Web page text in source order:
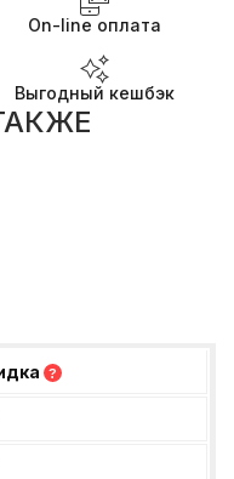
On-line оплата
Выгодный кешбэк
?